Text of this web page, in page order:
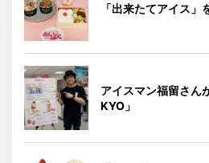
「出来たてアイス」
アイスマン福留さん
KYO」